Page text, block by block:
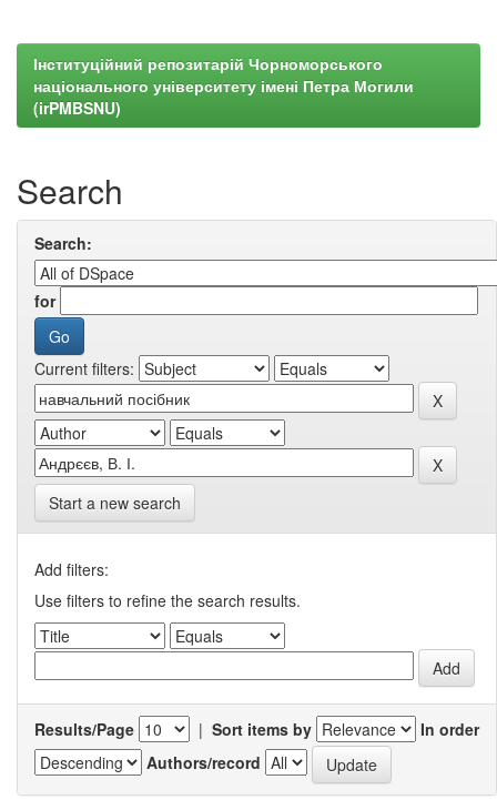
Інституційний репозитарій Чорноморського
національного університету імені Петра Могили
(irPMBSNU)
Search
Search:
for
Current filters:
Start a new search
Add filters:
Use filters to refine the search results.
Results/Page | Sort items by
In order
Authors/record